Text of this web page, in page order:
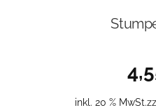
inkl. 20 % MwSt.